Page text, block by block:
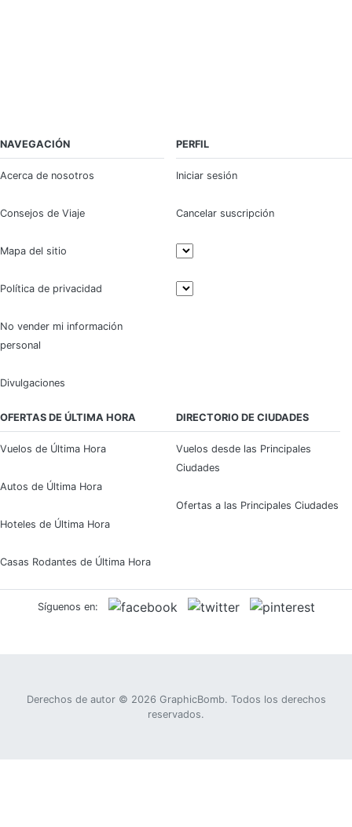
NAVEGACIÓN
Acerca de nosotros
Consejos de Viaje
Mapa del sitio
Política de privacidad
No vender mi información
personal
Divulgaciones
PERFIL
Iniciar sesión
Cancelar suscripción
OFERTAS DE ÚLTIMA HORA
Vuelos de Última Hora
Autos de Última Hora
Hoteles de Última Hora
Casas Rodantes de Última Hora
DIRECTORIO DE CIUDADES
Vuelos desde las Principales
Ciudades
Ofertas a las Principales Ciudades
Síguenos en:
Derechos de autor © 2026 GraphicBomb. Todos los derechos
reservados.